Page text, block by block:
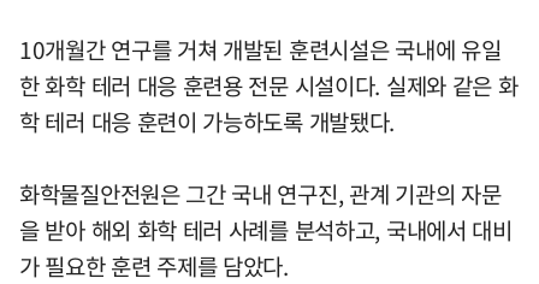
10개월간 연구를 거쳐 개발된 훈련시설은 국내에 유일
한 화학 테러 대응 훈련용 전문 시설이다. 실제와 같은 화
학 테러 대응 훈련이 가능하도록 개발됐다.
화학물질안전원은 그간 국내 연구진, 관계 기관의 자문
을 받아 해외 화학 테러 사례를 분석하고, 국내에서 대비
가 필요한 훈련 주제를 담았다.